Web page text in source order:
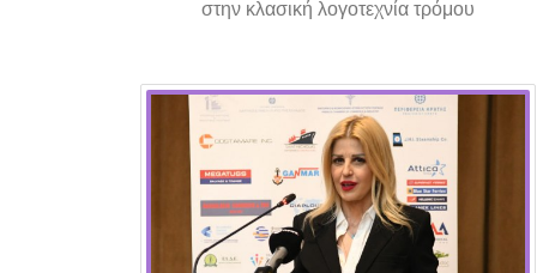
στην κλασική λογοτεχνία τρόμου